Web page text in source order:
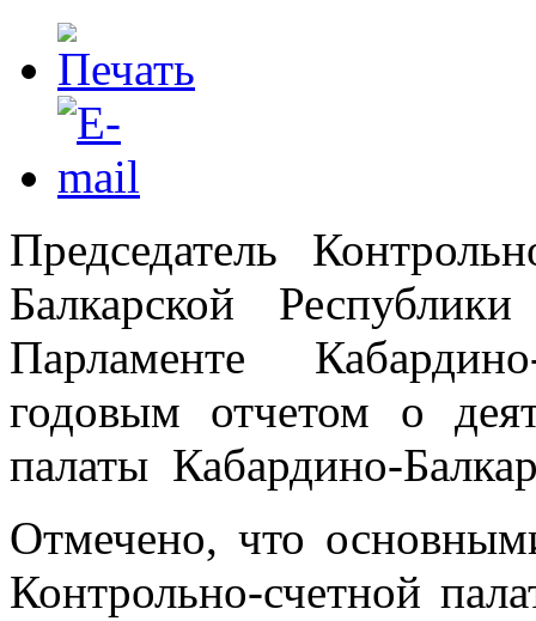
Председатель
Балкарской
Парламенте
годовым отчетом о
палаты Кабардино-
Отмечено, что
Контрольно-счетной